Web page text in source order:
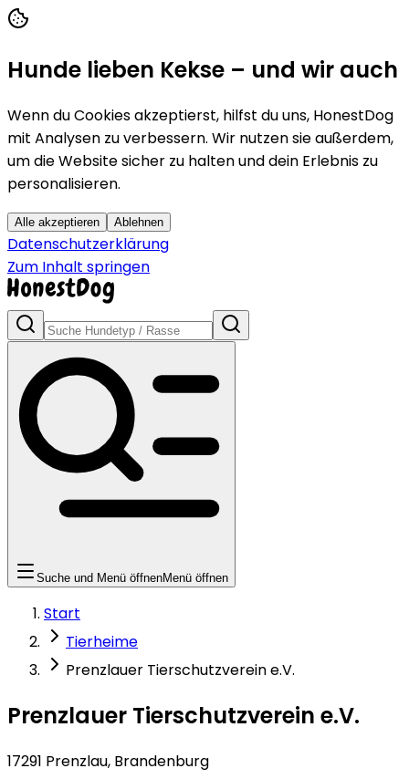
Hunde lieben Kekse – und wir auch
Wenn du Cookies akzeptierst, hilfst du uns, HonestDog
mit Analysen zu verbessern. Wir nutzen sie außerdem,
um die Website sicher zu halten und dein Erlebnis zu
personalisieren.
Alle akzeptieren Ablehnen
Datenschutzerklärung
Zum Inhalt springen
Suche und Menü öffnenMenü öffnen
Start
Tierheime
Prenzlauer Tierschutzverein e.V.
Prenzlauer Tierschutzverein e.V.
17291 Prenzlau, Brandenburg